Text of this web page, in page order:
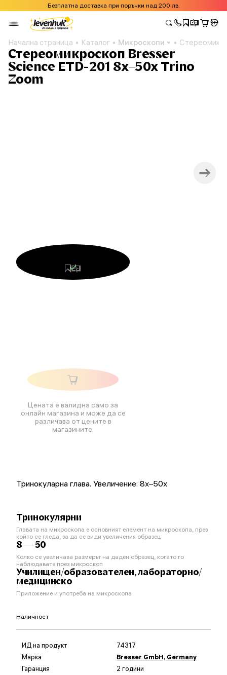
Безплатна доставка при поръчки над 200 лв.
Начална страница Каталог Микроскопи
Стереомикроскоп Bresser
Science ETD-201 8x–50x Trino
Zoom
Цената е валидна само за
онлайн магазина и може да се
различава от цените в
магазините.
Тринокуларна глава. Увеличение: 8x–50x
Тринокулярни
Главата на микроскопа е основният елемент на микроскопа, през
който се гледа, за да се види увеличения образец
8 — 50
Колко се увеличава размерът на даден образец, когато го
наблюдавате през микроскоп
Училищен/образователен, лабораторно/
медицинско
Приложение и употреба на микроскопа
Наличност
ИД на продукт
74317
Марка
Bresser GmbH, Germany
Гаранция
2 години